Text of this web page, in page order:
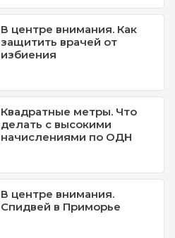
В центре внимания. Как
защитить врачей от
избиения
Квадратные метры. Что
делать с высокими
начислениями по ОДН
В центре внимания.
Спидвей в Приморье